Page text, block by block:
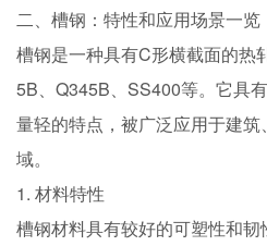
二、槽钢：特性和应用场景一览
槽钢是一种具有C形横截面的热
5B、Q345B、SS400等。它具
量轻的特点，被广泛应用于建
域。
1. 材料特性
槽钢材料具有较好的可塑性和